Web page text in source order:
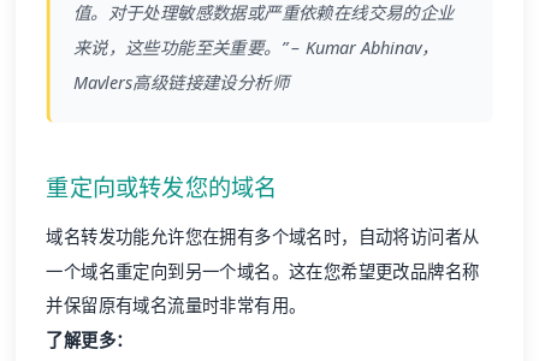
值。对于处理敏感数据或严重依赖在线交易的企业
来说，这些功能至关重要。” – Kumar Abhinav，
Mavlers高级链接建设分析师
重定向或转发您的域名
域名转发功能允许您在拥有多个域名时，自动将访问者从
一个域名重定向到另一个域名。这在您希望更改品牌名称
并保留原有域名流量时非常有用。
了解更多：